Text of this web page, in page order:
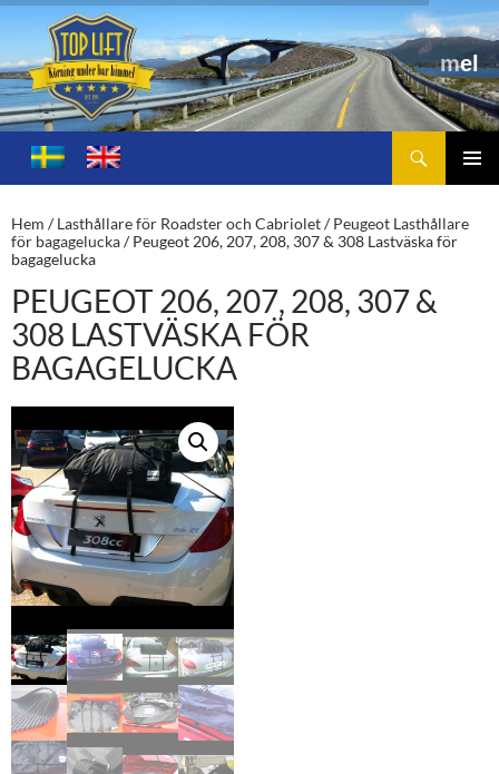
Toplift.se – för körning under bar himmel
HOPPA
TILL
Hem /Lasthållare för Roadster och Cabriolet/Peugeot Lasthållare
för bagagelucka/ Peugeot 206, 207, 208, 307 & 308 Lastväska för
bagagelucka
PEUGEOT 206, 207, 208, 307 &
308 LASTVÄSKA FÖR
BAGAGELUCKA